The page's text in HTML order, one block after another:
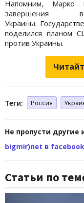
Напомним, Марко
завершения
Украины.
поделился планом
против Украины.
Теги: Россия
Не пропусти
bigmir)net в facebook
Статьи по